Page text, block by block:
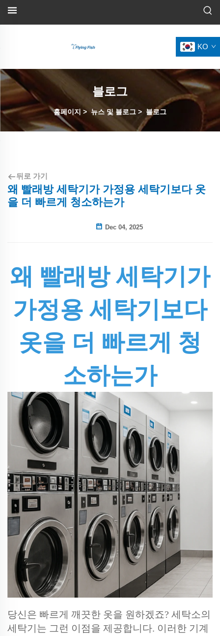
KO
블로그
홈페이지 >뉴스 및 블로그 > 블로그
뒤로 가기
왜 빨래방 세탁기가 가정용 세탁기보다 옷
을 더 빠르게 청소하는가
Dec 04, 2025
왜 빨래방 세탁기가
가정용 세탁기보다
옷을 더 빠르게 청
소하는가
당신은 빠르게 깨끗한 옷을 원하겠죠? 세탁소의
세탁기는 그런 이점을 제공합니다. 이러한 기계